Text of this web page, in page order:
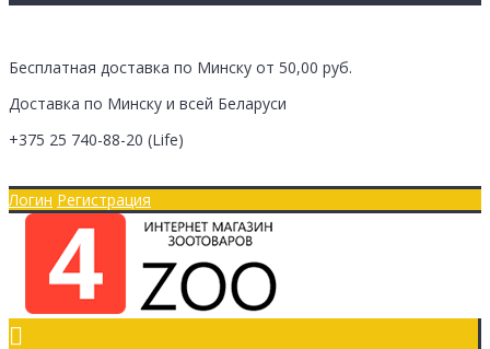
Бесплатная доставка по Минску от 50,00 руб.
Доставка по Минску и всей Беларуси
+375 25 740-88-20 (Life)
Логин Регистрация